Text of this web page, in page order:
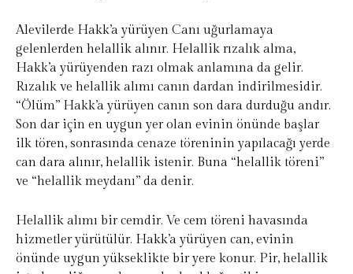
Alevilerde Hakk’a yürüyen Canı uğurlamaya
gelenlerden helallik alınır. Helallik rızalık alma,
Hakk’a yürüyenden razı olmak anlamına da gelir.
Rızalık ve helallik alımı canın dardan indirilmesidir.
“Ölüm” Hakk’a yürüyen canın son dara durduğu andır.
Son dar için en uygun yer olan evinin önünde başlar
ilk tören, sonrasında cenaze töreninin yapılacağı yerde
can dara alınır, helallik istenir. Buna “helallik töreni”
ve “helallik meydanı” da denir.
Helallik alımı bir cemdir. Ve cem töreni havasında
hizmetler yürütülür. Hakk’a yürüyen can, evinin
önünde uygun yükseklikte bir yere konur. Pir, helallik